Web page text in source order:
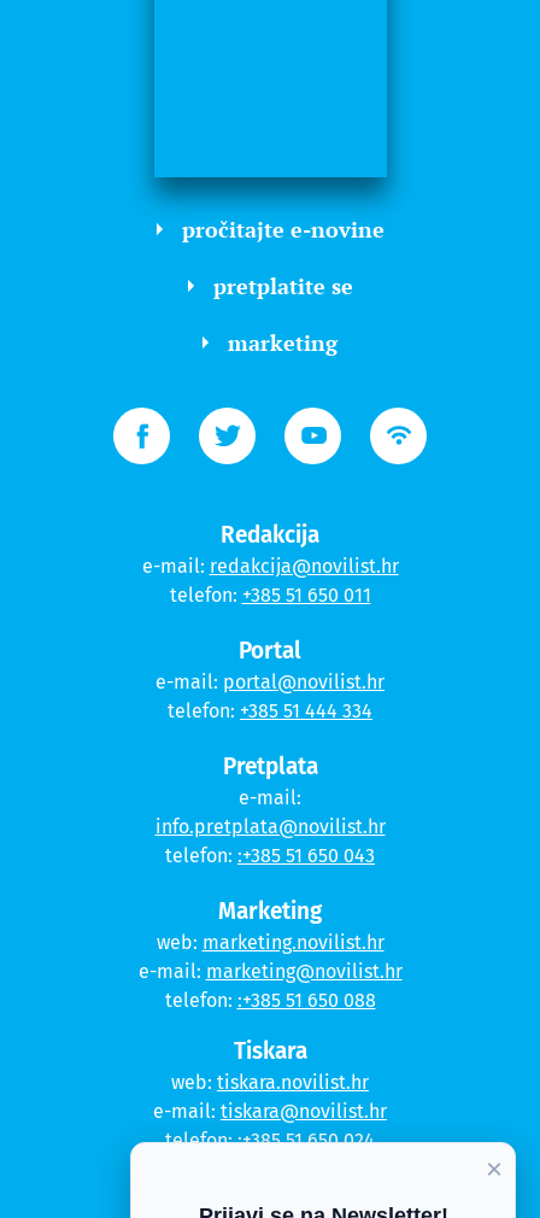
pročitajte e-novine
pretplatite se
marketing
Redakcija
e-mail: redakcija@novilist.hr
telefon: +385 51 650 011
Portal
e-mail: portal@novilist.hr
telefon: +385 51 444 334
Pretplata
e-mail:
info.pretplata@novilist.hr
telefon: :+385 51 650 043
Marketing
web: marketing.novilist.hr
e-mail: marketing@novilist.hr
telefon: :+385 51 650 088
Tiskara
web: tiskara.novilist.hr
e-mail: tiskara@novilist.hr
telefon::+385 51 650 024
×